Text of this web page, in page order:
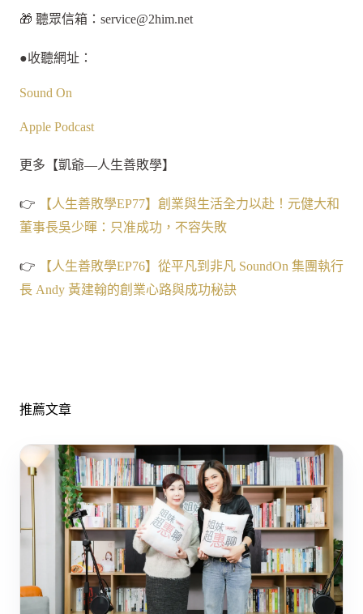
🎁 聽眾信箱： service@2him.net
●收聽網址：
Sound On
Apple Podcast
更多【凱爺—人生善敗學】
👉
【人生善敗學EP77】創業與生活全力以赴！元健大和
董事長吳少暉：只准成功，不容失敗
👉
【人生善敗學EP76】從平凡到非凡 SoundOn 集團執行
長 Andy 黃建翰的創業心路與成功秘訣
推薦文章